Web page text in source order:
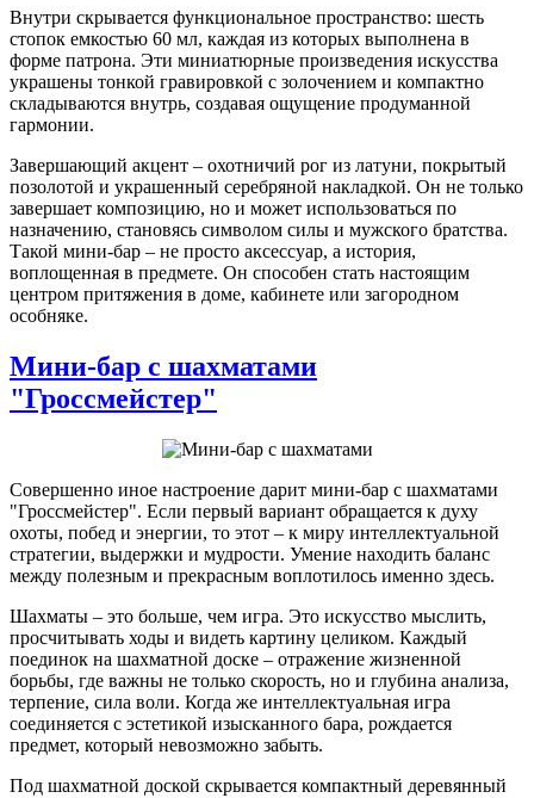
Внутри скрывается функциональное пространство: шесть
стопок емкостью 60 мл, каждая из которых выполнена в
форме патрона. Эти миниатюрные произведения искусства
украшены тонкой гравировкой с золочением и компактно
складываются внутрь, создавая ощущение продуманной
гармонии.
Завершающий акцент – охотничий рог из латуни, покрытый
позолотой и украшенный серебряной накладкой. Он не только
завершает композицию, но и может использоваться по
назначению, становясь символом силы и мужского братства.
Такой мини-бар – не просто аксессуар, а история,
воплощенная в предмете. Он способен стать настоящим
центром притяжения в доме, кабинете или загородном
особняке.
Мини-бар с шахматами
"Гроссмейстер"
Совершенно иное настроение дарит мини-бар с шахматами
"Гроссмейстер". Если первый вариант обращается к духу
охоты, побед и энергии, то этот – к миру интеллектуальной
стратегии, выдержки и мудрости. Умение находить баланс
между полезным и прекрасным воплотилось именно здесь.
Шахматы – это больше, чем игра. Это искусство мыслить,
просчитывать ходы и видеть картину целиком. Каждый
поединок на шахматной доске – отражение жизненной
борьбы, где важны не только скорость, но и глубина анализа,
терпение, сила воли. Когда же интеллектуальная игра
соединяется с эстетикой изысканного бара, рождается
предмет, который невозможно забыть.
Под шахматной доской скрывается компактный деревянный